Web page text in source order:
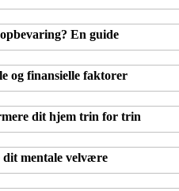
En guide
og finansielle faktorer
dit hjem trin for trin
mentale velvære